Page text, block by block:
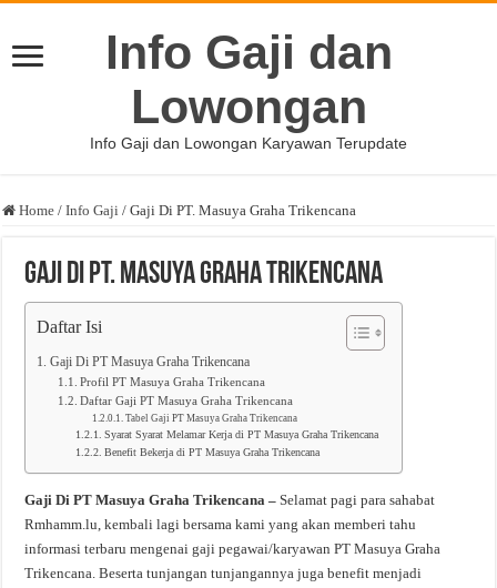
Info Gaji dan
Lowongan
Info Gaji dan Lowongan Karyawan Terupdate
Home / Info Gaji / Gaji Di PT. Masuya Graha Trikencana
Gaji Di PT. Masuya Graha Trikencana
Daftar Isi
Gaji Di PT Masuya Graha Trikencana
Profil PT Masuya Graha Trikencana
Daftar Gaji PT Masuya Graha Trikencana
Tabel Gaji PT Masuya Graha Trikencana
Syarat Syarat Melamar Kerja di PT Masuya Graha Trikencana
Benefit Bekerja di PT Masuya Graha Trikencana
Gaji Di PT Masuya Graha Trikencana –Selamat pagi para sahabat
Rmhamm.lu, kembali lagi bersama kami yang akan memberi tahu
informasi terbaru mengenai gaji pegawai/karyawan PT Masuya Graha
Trikencana. Beserta tunjangan tunjangannya juga benefit menjadi